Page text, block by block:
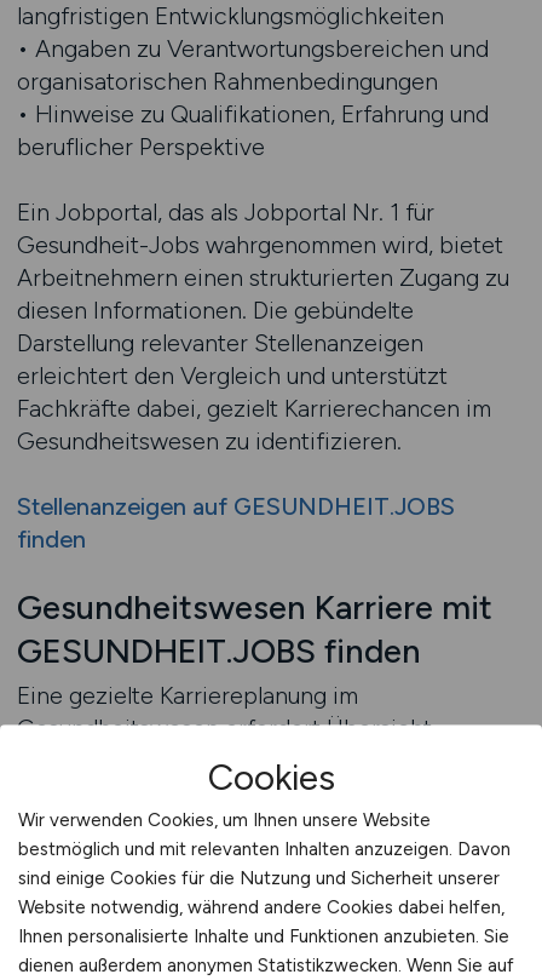
langfristigen Entwicklungsmöglichkeiten
• Angaben zu Verantwortungsbereichen und
organisatorischen Rahmenbedingungen
• Hinweise zu Qualifikationen, Erfahrung und
beruflicher Perspektive
Ein Jobportal, das als Jobportal Nr. 1 für
Gesundheit-Jobs wahrgenommen wird, bietet
Arbeitnehmern einen strukturierten Zugang zu
diesen Informationen. Die gebündelte
Darstellung relevanter Stellenanzeigen
erleichtert den Vergleich und unterstützt
Fachkräfte dabei, gezielt Karrierechancen im
Gesundheitswesen zu identifizieren.
Stellenanzeigen auf GESUNDHEIT.JOBS
finden
Gesundheitswesen Karriere mit
GESUNDHEIT.JOBS finden
Eine gezielte Karriereplanung im
Gesundheitswesen erfordert Übersicht,
Struktur und eine klare Zielsetzung.
Arbeitnehmer stehen häufig vor einer Vielzahl
an Stellenangeboten, die unterschiedliche
Entwicklungsmöglichkeiten bieten. Ein
Jobfinder unterstützt diesen Prozess, indem er
relevante Stellenanzeigen systematisch
zugänglich macht und eine gezielte Suche nach
Cookies
Wir verwenden Cookies, um Ihnen unsere Website
bestmöglich und mit relevanten Inhalten anzuzeigen. Davon
sind einige Cookies für die Nutzung und Sicherheit unserer
Website notwendig, während andere Cookies dabei helfen,
Ihnen personalisierte Inhalte und Funktionen anzubieten. Sie
dienen außerdem anonymen Statistikzwecken. Wenn Sie auf